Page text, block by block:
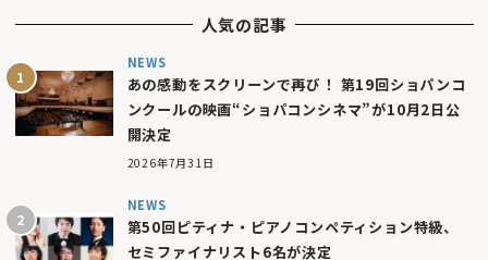
人気の記事
NEWS
あの感動をスクリーンで再び！ 第19回ショパンコ
ンクールの映画“ショパコンシネマ”が10月2日公
開決定
2026年7月31日
NEWS
第50回ピティナ・ピアノコンペティション特級、
セミファイナリスト6名が決定